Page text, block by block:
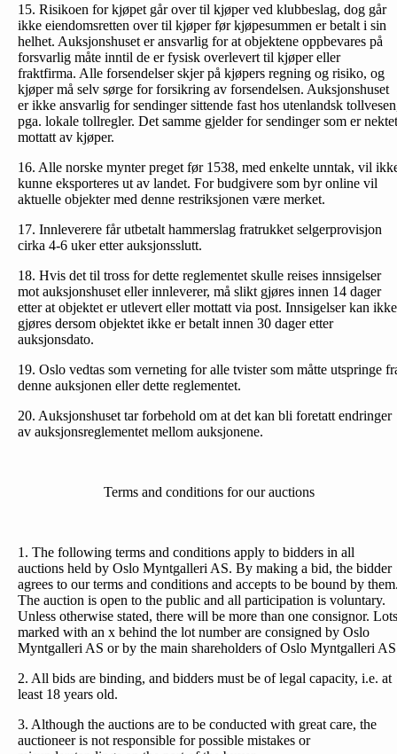
15. Risikoen for kjøpet går over til kjøper ved klubbeslag, dog går
ikke eiendomsretten over til kjøper før kjøpesummen er betalt i sin
helhet. Auksjonshuset er ansvarlig for at objektene oppbevares på
forsvarlig måte inntil de er fysisk overlevert til kjøper eller
fraktfirma. Alle forsendelser skjer på kjøpers regning og risiko, og
kjøper må selv sørge for forsikring av forsendelsen. Auksjonshuset
er ikke ansvarlig for sendinger sittende fast hos utenlandsk
pga. lokale tollregler. Det samme gjelder for sendinger som er nektet
mottatt av kjøper.
16. Alle norske mynter preget før 1538, med enkelte unntak, vil
kunne eksporteres ut av landet. For budgivere som byr online vil
aktuelle objekter med denne restriksjonen være merket.
17. Innleverere får utbetalt hammerslag fratrukket selgerprovisjon
cirka 4-6 uker etter auksjonsslutt.
18. Hvis det til tross for dette reglementet skulle reises inn­sigelser
mot auksjonshuset eller innleverer, må slikt gjøres innen 14 dager
etter at objektet er utlevert eller mottatt via post. Innsigelser kan ikke
gjøres dersom objektet ikke er betalt innen 30 dager etter
auksjonsdato.
19. Oslo vedtas som verneting for alle tvister som måtte utspringe
denne auksjonen eller dette reglementet.
20. Auksjonshuset tar forbehold om at det kan bli foretatt endringer
av auksjonsreglementet mellom auksjonene.
Terms and conditions for our auctions
1. The following terms and conditions apply to bidders in all
auctions held by Oslo Myntgalleri AS. By making a bid, the bidder
agrees to our terms and conditions and accepts to be bound by
The auction is open to the public and all participation is voluntary.
Unless otherwise stated, there will be more than one consignor. Lots
marked with an x behind the lot number are consigned by Oslo
Myntgalleri AS or by the main shareholders of Oslo Myntgalleri
2. All bids are binding, and bidders must be of legal capacity, i.e. at
least 18 years old.
3. Although the auctions are to be conducted with great care, the
auctioneer is not responsible for possible mistakes or